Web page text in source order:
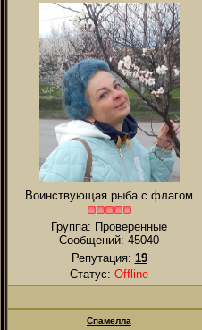
Воинствующая рыба с флагом
Группа: Проверенные
Сообщений: 45040
Репутация: 19
Статус: Offline
Спамелла